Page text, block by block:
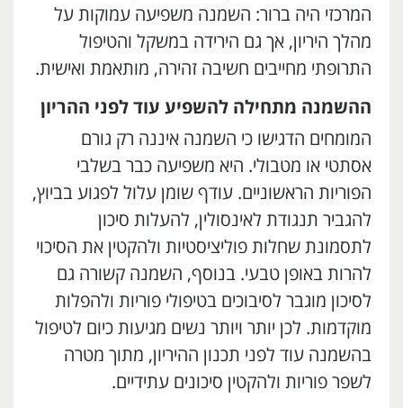
המרכזי היה ברור: השמנה משפיעה עמוקות על
מהלך היריון, אך גם הירידה במשקל והטיפול
התרופתי מחייבים חשיבה זהירה, מותאמת ואישית.
ההשמנה מתחילה להשפיע עוד לפני ההריון
המומחים הדגישו כי השמנה איננה רק גורם
אסתטי או מטבולי. היא משפיעה כבר בשלבי
הפוריות הראשוניים. עודף שומן עלול לפגוע בביוץ,
להגביר תנגודת לאינסולין, להעלות סיכון
לתסמונת שחלות פוליציסטיות ולהקטין את הסיכוי
להרות באופן טבעי. בנוסף, השמנה קשורה גם
לסיכון מוגבר לסיבוכים בטיפולי פוריות ולהפלות
מוקדמות. לכן יותר ויותר נשים מגיעות כיום לטיפול
בהשמנה עוד לפני תכנון ההיריון, מתוך מטרה
לשפר פוריות ולהקטין סיכונים עתידיים.